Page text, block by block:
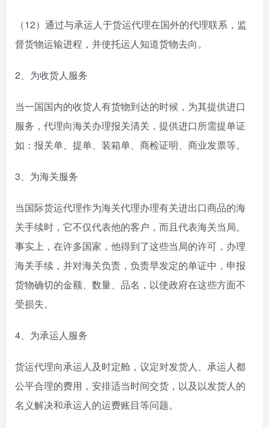
（12）通过与承运人于货运代理在国外的代理联系，监
督货物运输进程，并使托运人知道货物去向。
2、为收货人服务
当一国国内的收货人有货物到达的时候，为其提供进口
服务，代理向海关办理报关清关，提供进口所需提单证
如：报关单、提单、装箱单、商检证明、商业发票等。
3、为海关服务
当国际货运代理作为海关代理办理有关进出口商品的海
关手续时，它不仅代表他的客户，而且代表海关当局。
事实上，在许多国家，他得到了这些当局的许可，办理
海关手续，并对海关负责，负责早发定的单证中，申报
货物确切的金额、数量、品名，以使政府在这些方面不
受损失。
4、为承运人服务
货运代理向承运人及时定舱，议定对发货人、承运人都
公平合理的费用，安排适当时间交货，以及以发货人的
名义解决和承运人的运费账目等问题。